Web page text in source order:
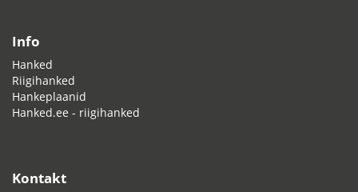
Info
Hanked
Riigihanked
Hankeplaanid
Hanked.ee - riigihanked
Kontakt